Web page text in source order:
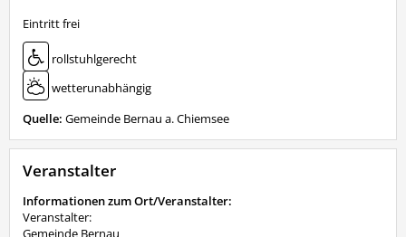
Eintritt frei
rollstuhlgerecht
wetterunabhängig
Quelle: Gemeinde Bernau a. Chiemsee
Veranstalter
Informationen zum Ort/Veranstalter:
Veranstalter:
Gemeinde Bernau